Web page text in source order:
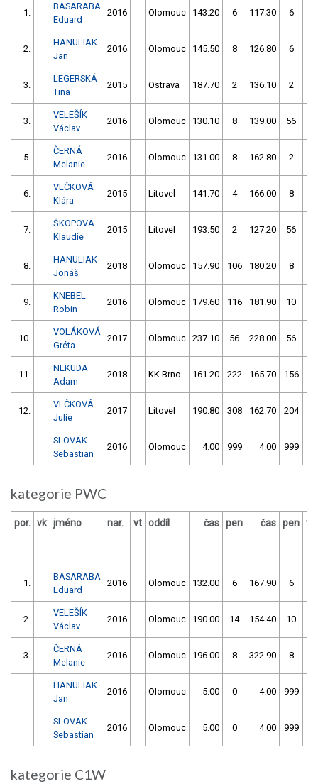
1.
BASARABA
Eduard
2016 Olomouc 143.20 6 117.30 6
2.
HANULIAK
Jan
2016 Olomouc 145.50 8 126.80 6
3.
LEGERSKÁ
Tina
2015 Ostrava 187.70 2 136.10 2
3.
VELEŠÍK
Václav
2016 Olomouc 130.10 8 139.00 56
5.
ČERNÁ
Melanie
2016 Olomouc 131.00 8 162.80 2
6.
VLČKOVÁ
Klára
2015 Litovel 141.70 4 166.00 8
7.
ŠKOPOVÁ
Klaudie
2015 Litovel 193.50 2 127.20 56
8.
HANULIAK
Jonáš
2018 Olomouc 157.90 106 180.20 8
9.
KNEBEL
Robin
2016 Olomouc 179.60 116 181.90 10
10.
VOLÁKOVÁ
Gréta
2017 Olomouc 237.10 56 228.00 56
11.
NEKUDA
Adam
2018 KK Brno 161.20 222 165.70 156
12.
VLČKOVÁ
Julie
2017 Litovel 190.80 308 162.70 204
SLOVÁK
Sebastian
2016 Olomouc 4.00 999 4.00 999
kategorie PWC
por. vk jméno nar. vt oddíl čas pen čas pen
1.
BASARABA
Eduard
2016 Olomouc 132.00 6 167.90 6
2.
VELEŠÍK
Václav
2016 Olomouc 190.00 14 154.40 10
3.
ČERNÁ
Melanie
2016 Olomouc 196.00 8 322.90 8
HANULIAK
Jan
2016 Olomouc 5.00 0 4.00 999
SLOVÁK
Sebastian
2016 Olomouc 5.00 0 4.00 999
kategorie C1W